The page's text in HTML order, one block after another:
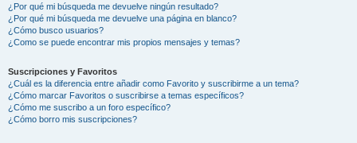
¿Por qué mi búsqueda me devuelve ningún resultado?
¿Por qué mi búsqueda me devuelve una página en blanco?
¿Cómo busco usuarios?
¿Como se puede encontrar mis propios mensajes y temas?
Suscripciones y Favoritos
¿Cuál es la diferencia entre añadir como Favorito y suscribirme a un tema?
¿Cómo marcar Favoritos o suscribirse a temas específicos?
¿Cómo me suscribo a un foro específico?
¿Cómo borro mis suscripciones?